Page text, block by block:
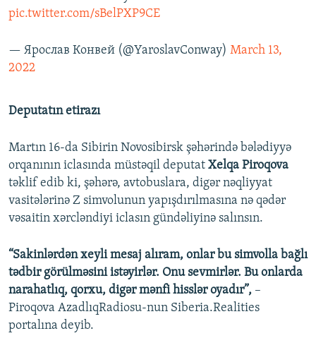
pic.twitter.com/sBelPXP9CE
— Ярослав Конвей (@YaroslavConway) March 13,
2022
Deputatın etirazı
Martın 16-da Sibirin Novosibirsk şəhərində bələdiyyə
orqanının iclasında müstəqil deputat Xelqa Piroqova
təklif edib ki, şəhərə, avtobuslara, digər nəqliyyat
vasitələrinə Z simvolunun yapışdırılmasına nə qədər
vəsaitin xərcləndiyi iclasın gündəliyinə salınsın.
“Sakinlərdən xeyli mesaj alıram, onlar bu simvolla bağlı
tədbir görülməsini istəyirlər. Onu sevmirlər. Bu onlarda
narahatlıq, qorxu, digər mənfi hisslər oyadır”, –
Piroqova AzadlıqRadiosu-nun Siberia.Realities
portalına deyib.